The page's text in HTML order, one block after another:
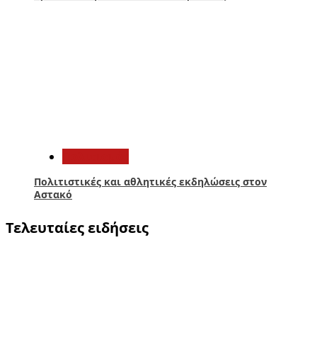
Πολιτιστικές και αθλητικές εκδηλώσεις στον
Αστακό
Τελευταίες ειδήσεις